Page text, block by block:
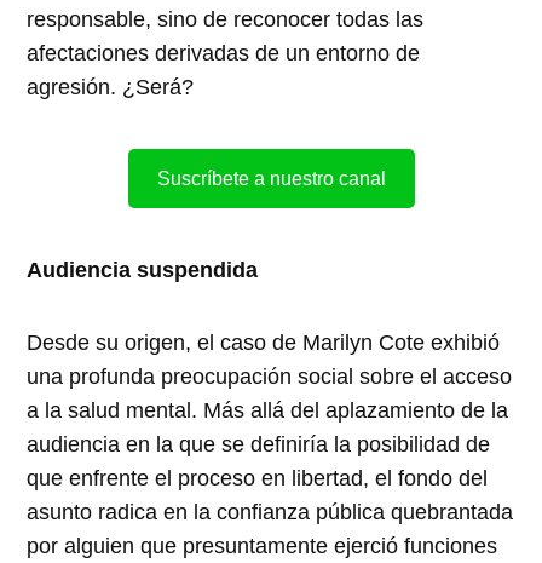
responsable, sino de reconocer todas las
afectaciones derivadas de un entorno de
agresión. ¿Será?
Suscríbete a nuestro canal
Audiencia suspendida
Desde su origen, el caso de Marilyn Cote exhibió
una profunda preocupación social sobre el acceso
a la salud mental. Más allá del aplazamiento de la
audiencia en la que se definiría la posibilidad de
que enfrente el proceso en libertad, el fondo del
asunto radica en la confianza pública quebrantada
por alguien que presuntamente ejerció funciones